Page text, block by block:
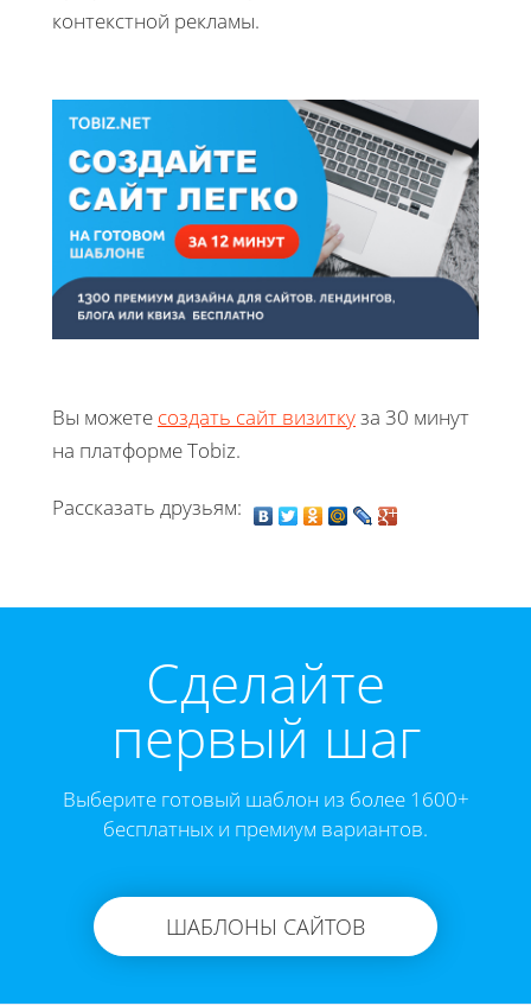
контекстной рекламы.
Вы можете создать сайт визиткуза 30 минут
на платформе Tobiz.
Рассказать друзьям:
Cделайте
первый шаг
Выберите готовый шаблон из более 1600+
бесплатных и премиум вариантов.
ШАБЛОНЫ САЙТОВ